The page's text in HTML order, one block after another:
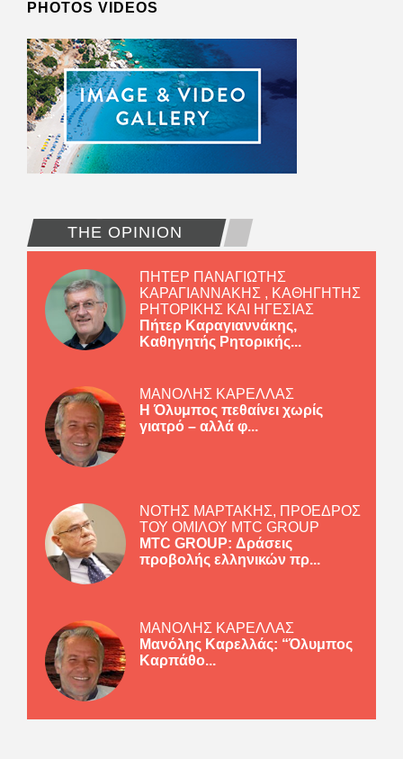
PHOTOS VIDEOS
THE OPINION
ΠΗΤΕΡ ΠΑΝΑΓΙΩΤΗΣ
ΚΑΡΑΓΙΑΝΝΑΚΗΣ , ΚΑΘΗΓΗΤΗΣ
ΡΗΤΟΡΙΚΗΣ ΚΑΙ ΗΓΕΣΙΑΣ
Πήτερ Καραγιαννάκης,
Καθηγητής Ρητορικής...
ΜΑΝΟΛΗΣ ΚΑΡΕΛΛΑΣ
Η Όλυμπος πεθαίνει χωρίς
γιατρό – αλλά φ...
ΝΟΤΗΣ ΜΑΡΤΑΚΗΣ, ΠΡΟΕΔΡΟΣ
ΤΟΥ ΟΜΙΛΟΥ MTC GROUP
MTC GROUP: Δράσεις
προβολής ελληνικών πρ...
ΜΑΝΟΛΗΣ ΚΑΡΕΛΛΑΣ
Μανόλης Καρελλάς: “Όλυμπος
Καρπάθο...